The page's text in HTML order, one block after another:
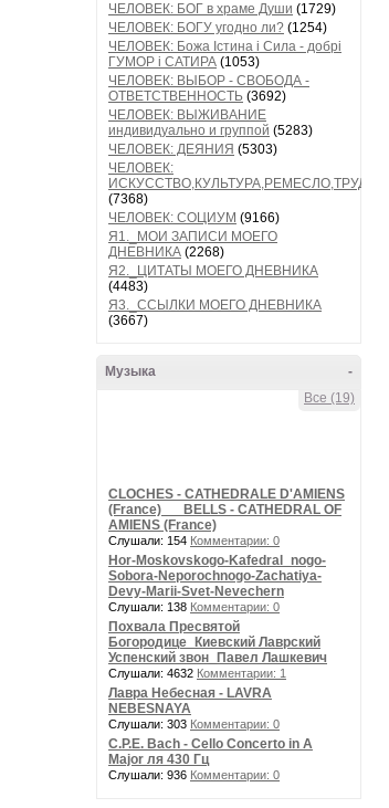
ЧЕЛОВЕК: БОГ в храме Души (1729)
ЧЕЛОВЕК: БОГУ угодно ли? (1254)
ЧЕЛОВЕК: Божа Істина і Сила - добрі
ГУМОР і САТИРА (1053)
ЧЕЛОВЕК: ВЫБОР - СВОБОДА -
ОТВЕТСТВЕННОСТЬ (3692)
ЧЕЛОВЕК: ВЫЖИВАНИЕ
индивидуально и группой (5283)
ЧЕЛОВЕК: ДЕЯНИЯ (5303)
ЧЕЛОВЕК:
ИСКУССТВО,КУЛЬТУРА,РЕМЕСЛО,ТРУД
(7368)
ЧЕЛОВЕК: СОЦИУМ (9166)
Я1._МОИ ЗАПИСИ МОЕГО
ДНЕВНИКА (2268)
Я2._ЦИТАТЫ МОЕГО ДНЕВНИКА
(4483)
Я3._ССЫЛКИ МОЕГО ДНЕВНИКА
(3667)
-
Музыка
Все (19)
CLOCHES - CATHEDRALE D'AMIENS
(France) __ BELLS - CATHEDRAL OF
AMIENS (France)
Слушали: 154 Комментарии: 0
Hor-Moskovskogo-Kafedral_nogo-
Sobora-Neporochnogo-Zachatiya-
Devy-Marii-Svet-Nevechern
Слушали: 138 Комментарии: 0
Похвала Пресвятой
Богородице_Киевский Лаврский
Успенский звон_Павел Лашкевич
Слушали: 4632 Комментарии: 1
Лавра Небесная - LAVRA
NEBESNAYA
Слушали: 303 Комментарии: 0
C.P.E. Bach - Cello Concerto in A
Major ля 430 Гц
Слушали: 936 Комментарии: 0